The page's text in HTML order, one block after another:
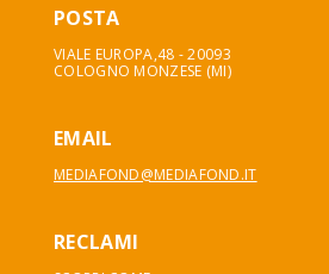
POSTA
VIALE EUROPA,48 - 20093
COLOGNO MONZESE (MI)
EMAIL
MEDIAFOND@MEDIAFOND.IT
RECLAMI